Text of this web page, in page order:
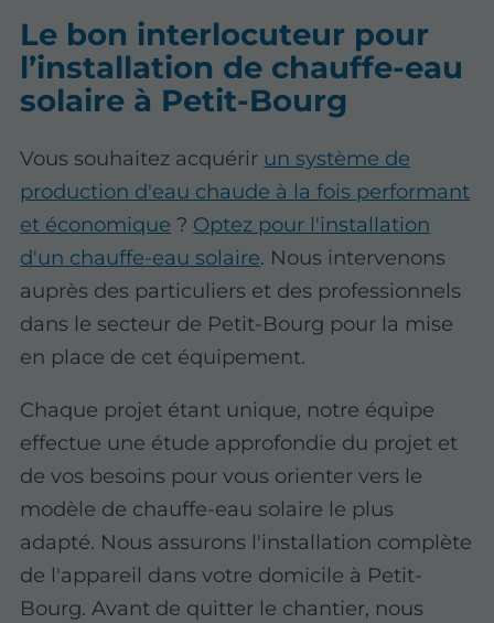
Le bon interlocuteur pour
l’installation de chauffe-eau
solaire à Petit-Bourg
Vous souhaitez acquérir un système de
production d'eau chaude à la fois performant
et économique ? Optez pour l'installation
d'un chauffe-eau solaire. Nous intervenons
auprès des particuliers et des professionnels
dans le secteur de Petit-Bourg pour la mise
en place de cet équipement.
Chaque projet étant unique, notre équipe
effectue une étude approfondie du projet et
de vos besoins pour vous orienter vers le
modèle de chauffe-eau solaire le plus
adapté. Nous assurons l'installation complète
de l'appareil dans votre domicile à Petit-
Bourg. Avant de quitter le chantier, nous